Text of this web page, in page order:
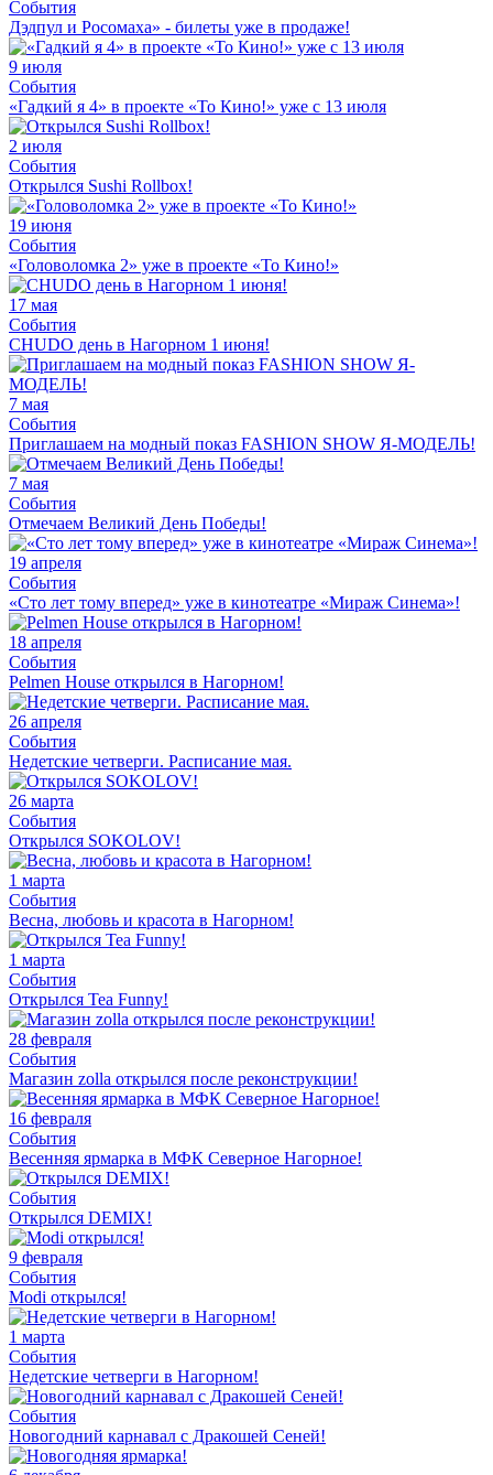
События
Дэдпул и Росомаха» - билеты уже в продаже!
9 июля
События
«Гадкий я 4» в проекте «То Кино!» уже с 13 июля
2 июля
События
Открылся Sushi Rollbox!
19 июня
События
«Головоломка 2» уже в проекте «То Кино!»
17 мая
События
CHUDO день в Нагорном 1 июня!
7 мая
События
Приглашаем на модный показ FASHION SHOW Я-МОДЕЛЬ!
7 мая
События
Отмечаем Великий День Победы!
19 апреля
События
«Сто лет тому вперед» уже в кинотеатре «Мираж Синема»!
18 апреля
События
Pelmen House открылся в Нагорном!
26 апреля
События
Недетские четверги. Расписание мая.
26 марта
События
Открылся SOKOLOV!
1 марта
События
Весна, любовь и красота в Нагорном!
1 марта
События
Открылся Tea Funny!
28 февраля
События
Магазин zolla открылся после реконструкции!
16 февраля
События
Весенняя ярмарка в МФК Северное Нагорное!
События
Открылся DEMIX!
9 февраля
События
Modi открылся!
1 марта
События
Недетские четверги в Нагорном!
События
Новогодний карнавал с Дракошей Сеней!